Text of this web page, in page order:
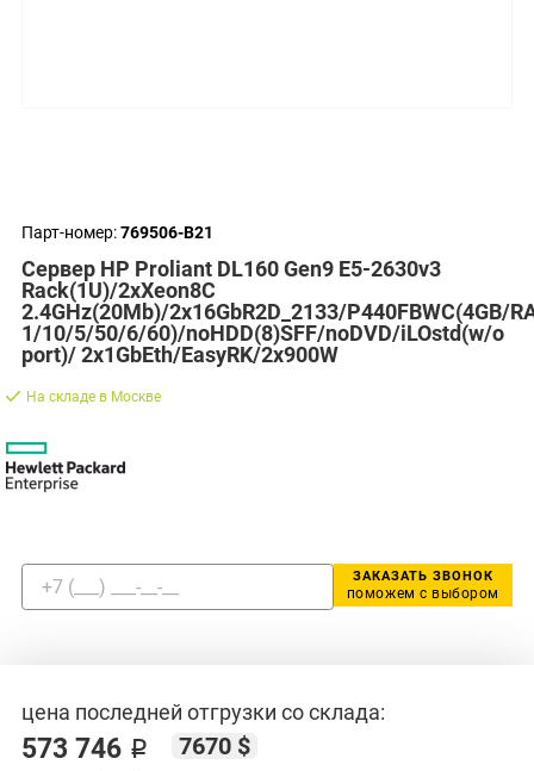
Парт-номер:769506-B21
Сервер HP Proliant DL160 Gen9 E5-2630v3
Rack(1U)/2xXeon8C
2.4GHz(20Mb)/2x16GbR2D_2133/P440FBWC(4GB/
1/10/5/50/6/60)/noHDD(8)SFF/noDVD/iLOstd(w/o
port)/ 2x1GbEth/EasyRK/2x900W
На складе в Москве
ЗАКАЗАТЬ ЗВОНОК
поможем с выбором
цена последней отгрузки со склада:
573 746 ₽ 7670 $